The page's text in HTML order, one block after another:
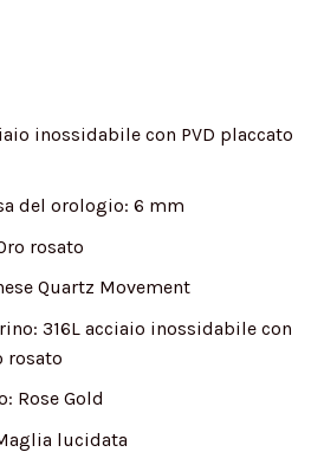
inossidabile con PVD placcato
del orologio: 6 mm
rosato
Quartz Movement
316L acciaio inossidabile con
rosato
Rose Gold
lucidata